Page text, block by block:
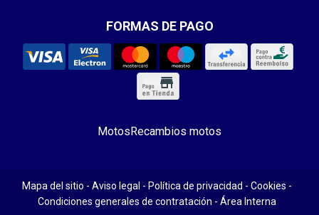
FORMAS DE PAGO
MotosRecambios motos
Mapa del sitio - Aviso legal - Política de privacidad - Cookies -
Condiciones generales de contratación - Área Interna